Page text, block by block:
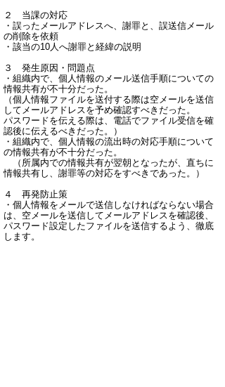
２ 当課の対応
・誤ったメールアドレスへ、謝罪と、誤送信メール
の削除を依頼
・該当の10人へ謝罪と経緯の説明
３ 発生原因・問題点
・組織内で、個人情報のメール送信手順についての
情報共有が不十分だった。
（個人情報ファイルを送付する際は空メールを送信
してメールアドレスを予め確認すべきだった。
パスワードを伝える際は、電話でファイル受信を確
認後に伝えるべきだった。）
・組織内で、個人情報の流出時の対応手順について
の情報共有が不十分だった。
（所属内での情報共有が翌朝となったが、直ちに
情報共有し、謝罪等の対応をすべきであった。）
４ 再発防止策
・個人情報をメールで送信しなければならない場合
は、空メールを送信してメールアドレスを確認後、
パスワード設定したファイルを送信するよう、徹底
します。